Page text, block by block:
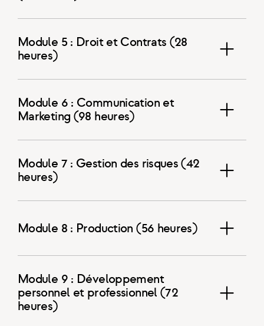
Module 5 : Droit et Contrats (28
heures)
Module 6 : Communication et
Marketing (98 heures)
Module 7 : Gestion des risques (42
heures)
Module 8 : Production (56 heures)
Module 9 : Développement
personnel et professionnel (72
heures)